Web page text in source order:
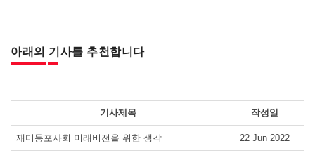
아래의 기사를 추천합니다
기사제목 작성일
재미동포사회 미래비전을 위한 생각 22 Jun 2022